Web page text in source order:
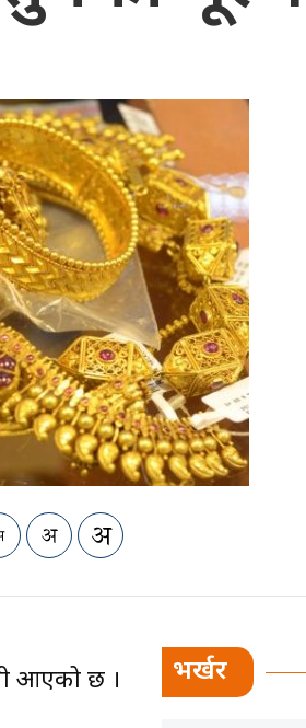
आएको छ ।
भर्खर